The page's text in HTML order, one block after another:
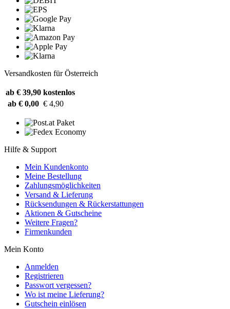
Versandkosten für Österreich
ab € 39,90 kostenlos
ab € 0,00 € 4,90
Hilfe & Support
Mein Kundenkonto
Meine Bestellung
Zahlungsmöglichkeiten
Versand & Lieferung
Rücksendungen & Rückerstattungen
Aktionen & Gutscheine
Weitere Fragen?
Firmenkunden
Mein Konto
Anmelden
Registrieren
Passwort vergessen?
Wo ist meine Lieferung?
Gutschein einlösen